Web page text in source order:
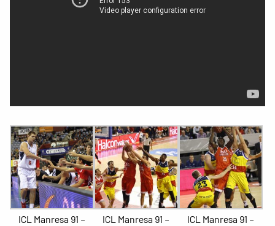
ICL Manresa 91 –
ICL Manresa 91 –
ICL Manresa 91 –